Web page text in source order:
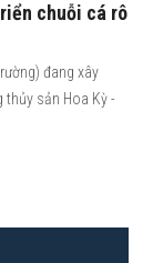
chuỗi cá rô
đang xây
thủy sản Hoa Kỳ -